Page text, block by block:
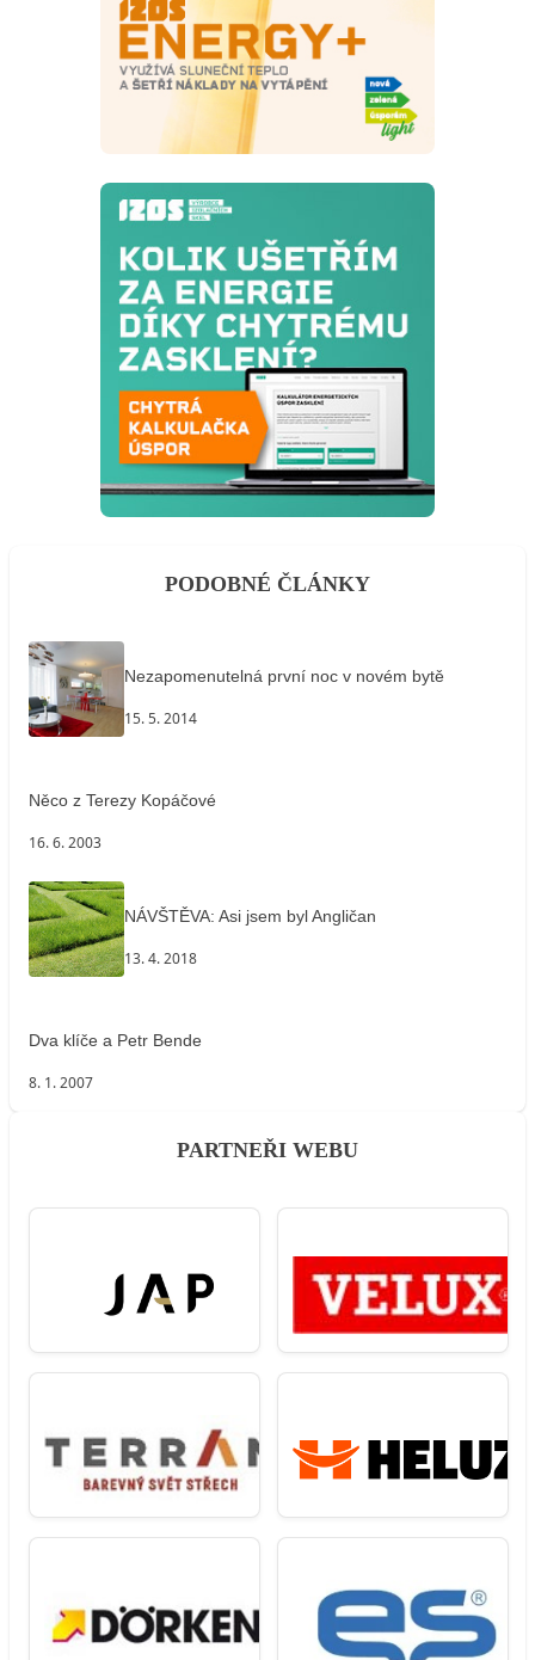
PODOBNÉ ČLÁNKY
Nezapomenutelná první noc v novém bytě
15. 5. 2014
Něco z Terezy Kopáčové
16. 6. 2003
NÁVŠTĚVA: Asi jsem byl Angličan
13. 4. 2018
Dva klíče a Petr Bende
8. 1. 2007
PARTNEŘI WEBU